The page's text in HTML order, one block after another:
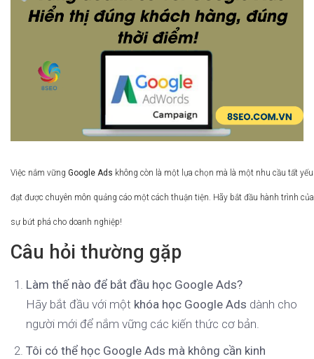
Việc nắm vững Google Ads không còn là một lựa chọn mà là một nhu cầu tất
đạt được chuyên môn quảng cáo một cách thuận tiện. Hãy bắt đầu hành trình
sự bứt phá cho doanh nghiệp!
Câu hỏi thường gặp
Làm thế nào để bắt đầu học Google Ads?
Hãy bắt đầu với một khóa học Google Ads dành cho
người mới để nắm vững các kiến thức cơ bản.
Tôi có thể học Google Ads mà không cần kinh